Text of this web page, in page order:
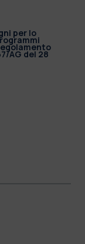
per lo
AG del 28